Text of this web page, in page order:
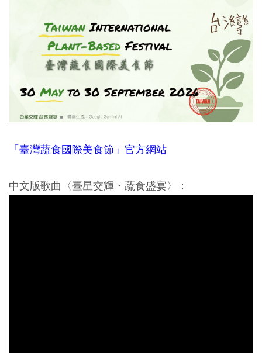
「臺灣蔬食國際美食節」官方網站
中文版歌曲〈臺星交輝・蔬食盛宴〉：